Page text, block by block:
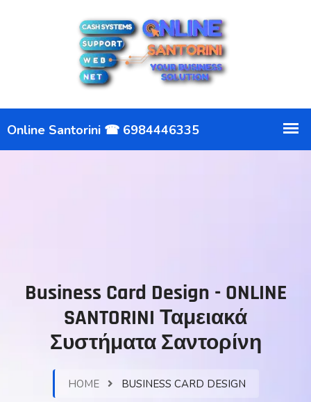
Business Card Design - ONLINE
SANTORINI Ταμειακά
Συστήματα Σαντορίνη
HOME BUSINESS CARD DESIGN